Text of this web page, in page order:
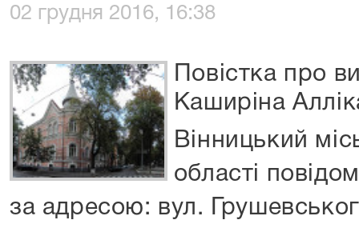
02 грудня 2016, 16:38
Повістка про
Каширіна
Вінницький
області
за адресою: вул.